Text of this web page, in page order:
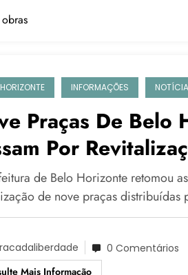
INFORMAÇÕES
Praças De Belo
Por
Das Obras
de Belo Horizonte retomou
de nove praças distribuídas
0 Comentários
Mais Informação